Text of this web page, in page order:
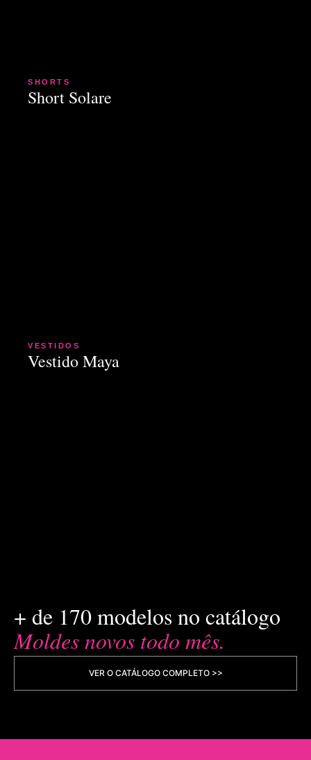
SHORTS
Short Solare
VESTIDOS
Vestido Maya
+ de 170 modelos no catálogo
Moldes novos todo mês.
VER O CATÁLOGO COMPLETO >>